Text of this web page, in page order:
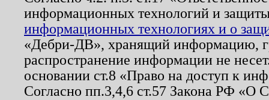
информационных технологий и
информационных технологиях и о
«Дебри-ДВ», хранящий информацию,
распространение информации не
основании ст.8 «Право на доступ к
Согласно пп.3,4,6 ст.57 Закона РФ «О